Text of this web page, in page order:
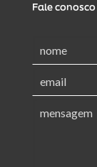
Fale conosco